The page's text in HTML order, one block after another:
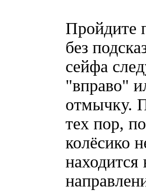
Пройдите
без
сейфа
"вправо"
отмычку.
тех пор,
колёсико